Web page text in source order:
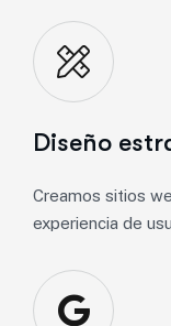
Diseño
Creamos sitios
experiencia de